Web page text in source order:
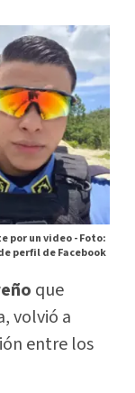
por un video -Foto:
perfil de Facebook
que
volvió a
entre los